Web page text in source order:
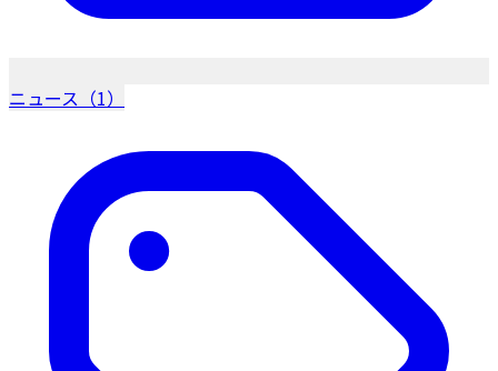
ニュース（1）